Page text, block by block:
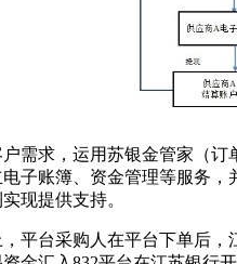
需求，运用苏银金管家（
子账簿、资金管理等服务
现提供支持。
平台采购人在平台下单后